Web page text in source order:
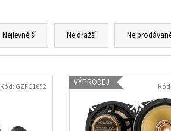
Nejlevnější Nejdražší
Kód: GZFC1652 VÝPRODEJ Kód:
12 990 Kč